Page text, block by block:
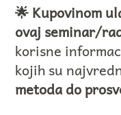
🌟 Kupovinom
ovaj seminar/
korisne
kojih su
metoda do